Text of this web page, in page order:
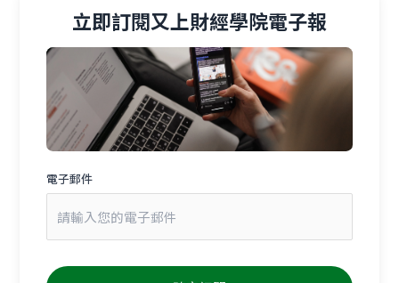
立即訂閱又上財經學院電子報
電子郵件